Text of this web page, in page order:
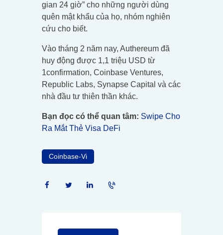
gian 24 giờ” cho những người dùng
quên mật khẩu của họ, nhóm nghiên
cứu cho biết.
Vào tháng 2 năm nay, Authereum đã
huy động được 1,1 triệu USD từ
1confirmation, Coinbase Ventures,
Republic Labs, Synapse Capital và các
nhà đầu tư thiên thần khác.
Bạn đọc có thể quan tâm: Swipe Cho
Ra Mắt Thẻ Visa DeFi
Coinbase-Vi